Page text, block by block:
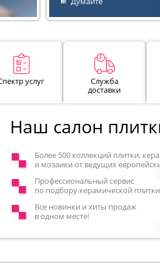
услуг
Служба
доставки
Наш салон
Более 500 коллекций плитки,
и мозаики от ведущих
Профессиональный сервис
по подбору керамической плитки
Все новинки и хиты продаж
в одном месте!